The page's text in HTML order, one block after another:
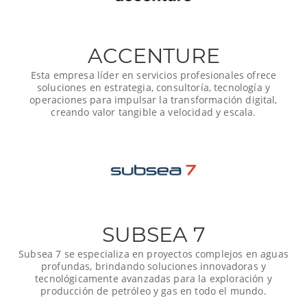
ACCENTURE
Esta empresa líder en servicios profesionales ofrece
soluciones en estrategia, consultoría, tecnología y
operaciones para impulsar la transformación digital,
creando valor tangible a velocidad y escala.
SUBSEA 7
Subsea 7 se especializa en proyectos complejos en aguas
profundas, brindando soluciones innovadoras y
tecnológicamente avanzadas para la exploración y
producción de petróleo y gas en todo el mundo.